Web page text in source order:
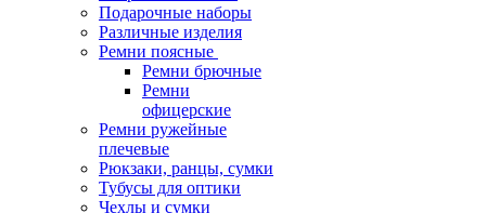
Подарочные наборы
Различные изделия
Ремни поясные
Ремни брючные
Ремни
офицерские
Ремни ружейные
плечевые
Рюкзаки, ранцы, сумки
Тубусы для оптики
Чехлы и сумки